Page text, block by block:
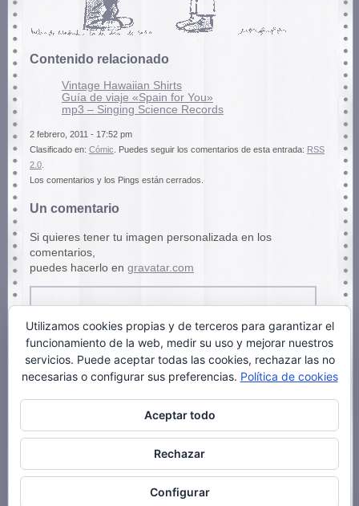
Contenido relacionado
Vintage Hawaiian Shirts
Guía de viaje «Spain for You»
mp3 – Singing Science Records
2 febrero, 2011 - 17:52 pm
Clasificado en: Cómic . Puedes seguir los comentarios de esta entrada: RSS
2.0.
Los comentarios y los Pings están cerrados.
Un comentario
Si quieres tener tu imagen personalizada en los
comentarios,
puedes hacerlo en gravatar.com
combinación de línea y gris-frotado, es sutil,
encantadora, le da una sensación de cercanía,
del día a día.
9 enero, 2015 a las 14:37 pm
Utilizamos cookies propias y de terceros para garantizar el
funcionamiento de la web, medir su uso y mejorar nuestros
servicios. Puede aceptar todas las cookies, rechazar las no
necesarias o configurar sus preferencias. Política de cookies
Aceptar todo
Rechazar
Configurar